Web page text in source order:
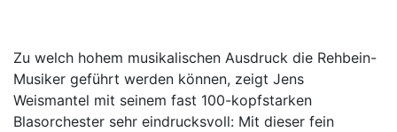
Zu welch hohem musikalischen Ausdruck die Rehbein-
Musiker geführt werden können, zeigt Jens
Weismantel mit seinem fast 100-kopfstarken
Blasorchester sehr eindrucksvoll: Mit dieser fein